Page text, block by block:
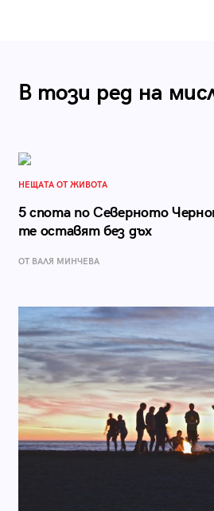
В този ред на
НЕЩАТА ОТ ЖИВОТА
5 спота по Северното
те оставят без дъх
ОТ ВАЛЯ МИНЧЕВА